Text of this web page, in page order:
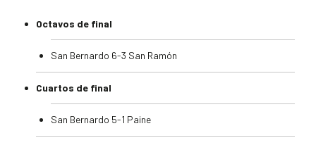
Octavos de final
San Bernardo 6-3 San Ramón
Cuartos de final
San Bernardo 5-1 Paine